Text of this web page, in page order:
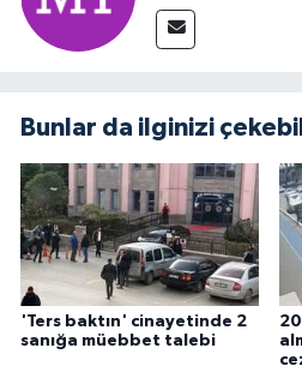
Bunlar da ilginizi
'Ters baktın' cinayetinde 2
sanığa müebbet talebi